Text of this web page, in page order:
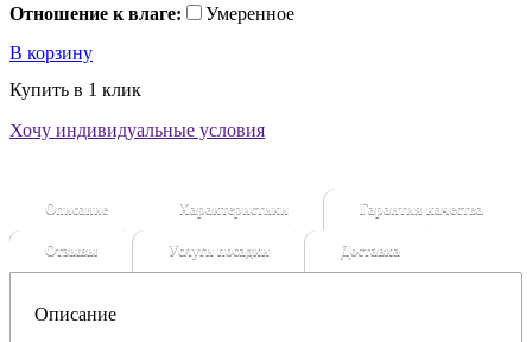
Отношение к влаге:
Умеренное
В корзину
Купить в 1 клик
Хочу индивидуальные условия
Описание Характеристики Гарантия качества
Отзывы Услуги посадки Доставка
Описание